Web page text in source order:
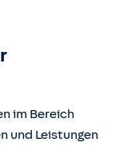
im Bereich
und Leistungen